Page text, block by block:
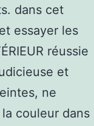
dans cet
essayer les
réussie
et
ne
couleur dans